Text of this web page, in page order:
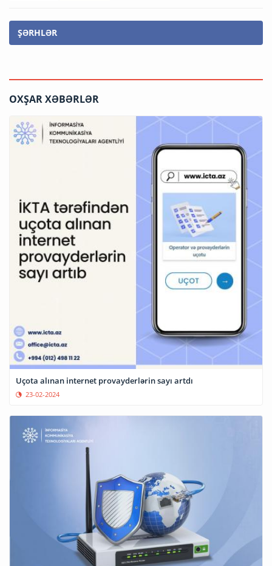
ŞƏRHLƏR
OXŞAR XƏBƏRLƏR
Uçota alınan internet provayderlərin sayı artdı
23-02-2024